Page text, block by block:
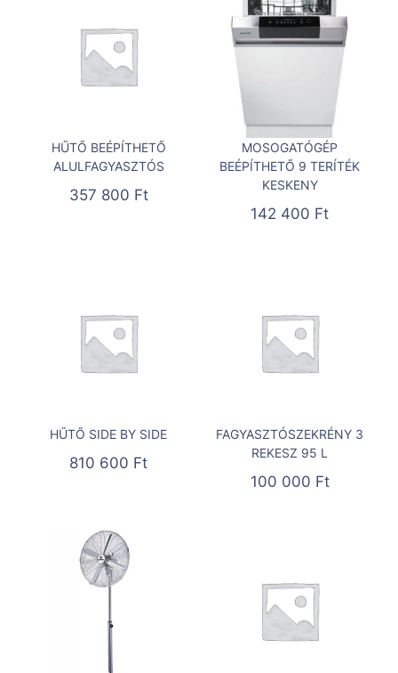
HŰTŐ BEÉPÍTHETŐ
ALULFAGYASZTÓS
357 800 Ft
MOSOGATÓGÉP
BEÉPÍTHETŐ 9 TERÍTÉK
KESKENY
142 400 Ft
HŰTŐ SIDE BY SIDE
810 600 Ft
FAGYASZTÓSZEKRÉNY 3
REKESZ 95 L
100 000 Ft